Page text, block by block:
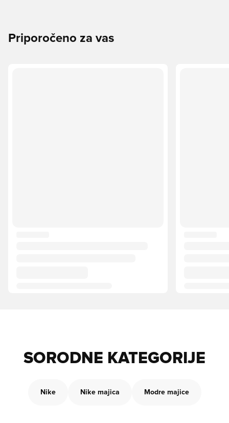
Priporočeno za vas
SORODNE KATEGORIJE
Nike Nike majica Modre majice